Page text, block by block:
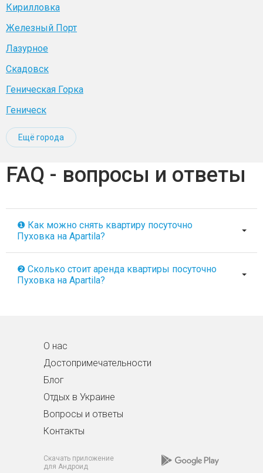
Кирилловка
Железный Порт
Лазурное
Скадовск
Геническая Горка
Геническ
Ещё города
FAQ - вопросы и ответы
❶ Как можно снять квартиру посуточно
Пуховка на Apartila?
❷ Сколько стоит аренда квартиры посуточно
Пуховка на Apartila?
О нас
Достопримечательности
Блог
Отдых в Украине
Вопросы и ответы
Контакты
Скачать приложение
для Андроид